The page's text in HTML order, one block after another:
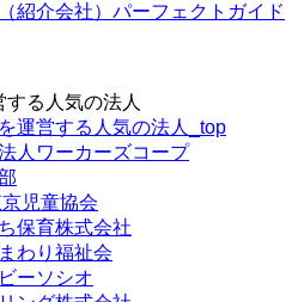
紹介会社）パーフェクトガイド
る人気の法人
運営する人気の法人_top
人ワーカーズコープ
児童協会
保育株式会社
わり福祉会
ーソシオ